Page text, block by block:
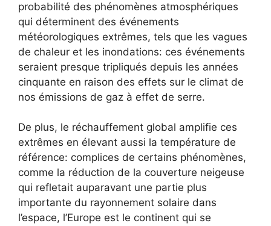
probabilité des phénomènes atmosphériques
qui déterminent des événements
météorologiques extrêmes, tels que les vagues
de chaleur et les inondations: ces événements
seraient presque tripliqués depuis les années
cinquante en raison des effets sur le climat de
nos émissions de gaz à effet de serre.
De plus, le réchauffement global amplifie ces
extrêmes en élevant aussi la température de
référence: complices de certains phénomènes,
comme la réduction de la couverture neigeuse
qui refletait auparavant une partie plus
importante du rayonnement solaire dans
l’espace, l’Europe est le continent qui se